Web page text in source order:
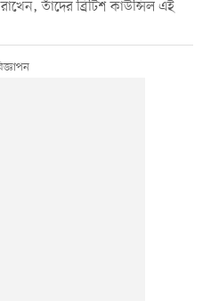
তাঁদের ব্রিটিশ কাউন্সিল এই